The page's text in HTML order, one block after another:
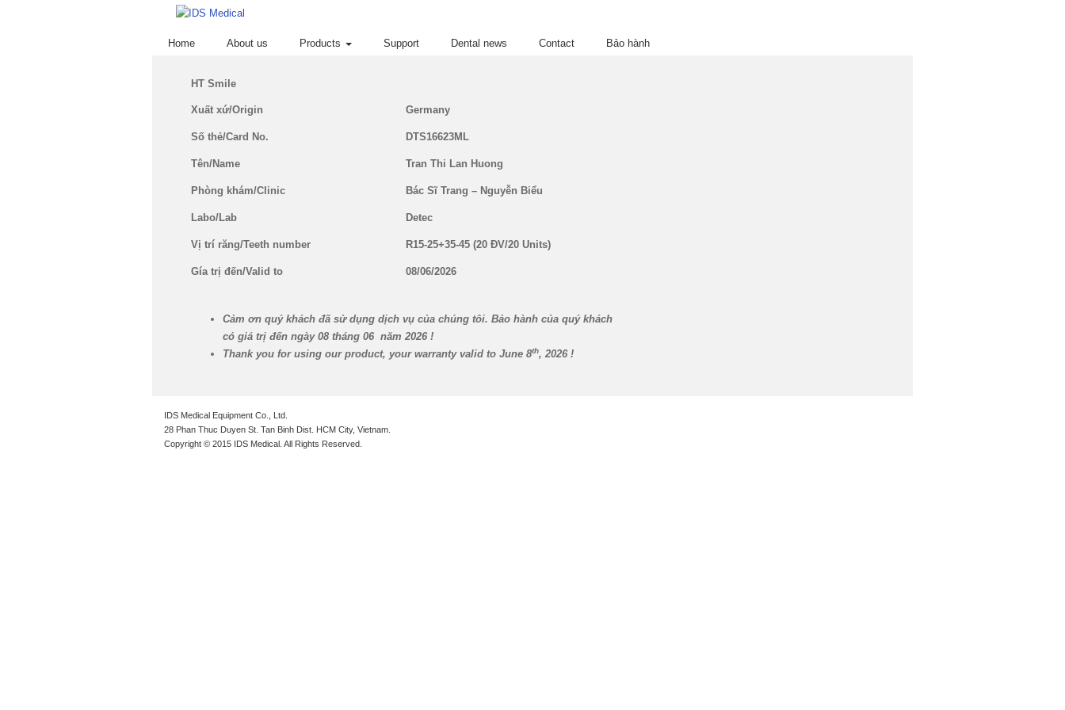
Home About us Products Support Dental news Contact Bảo hành
HT Smile
Xuất xứ/Origin Germany
Số thẻ/Card No. DTS16623ML
Tên/Name Tran Thi Lan Huong
Phòng khám/Clinic Bác Sĩ Trang – Nguyễn Biểu
Labo/Lab Detec
Vị trí răng/Teeth number R15-25+35-45 (20 ĐV/20 Units)
Gía trị đến/Valid to 08/06/2026
Cảm ơn quý khách đã sử dụng dịch vụ của chúng tôi. Bảo hành của quý khách
có giá trị đến ngày 08 tháng 06 năm 2026 !
Thank you for using our product, your warranty valid to June 8th, 2026 !
IDS Medical Equipment Co., Ltd.
28 Phan Thuc Duyen St. Tan Binh Dist. HCM City, Vietnam.
Copyright © 2015 IDS Medical. All Rights Reserved.